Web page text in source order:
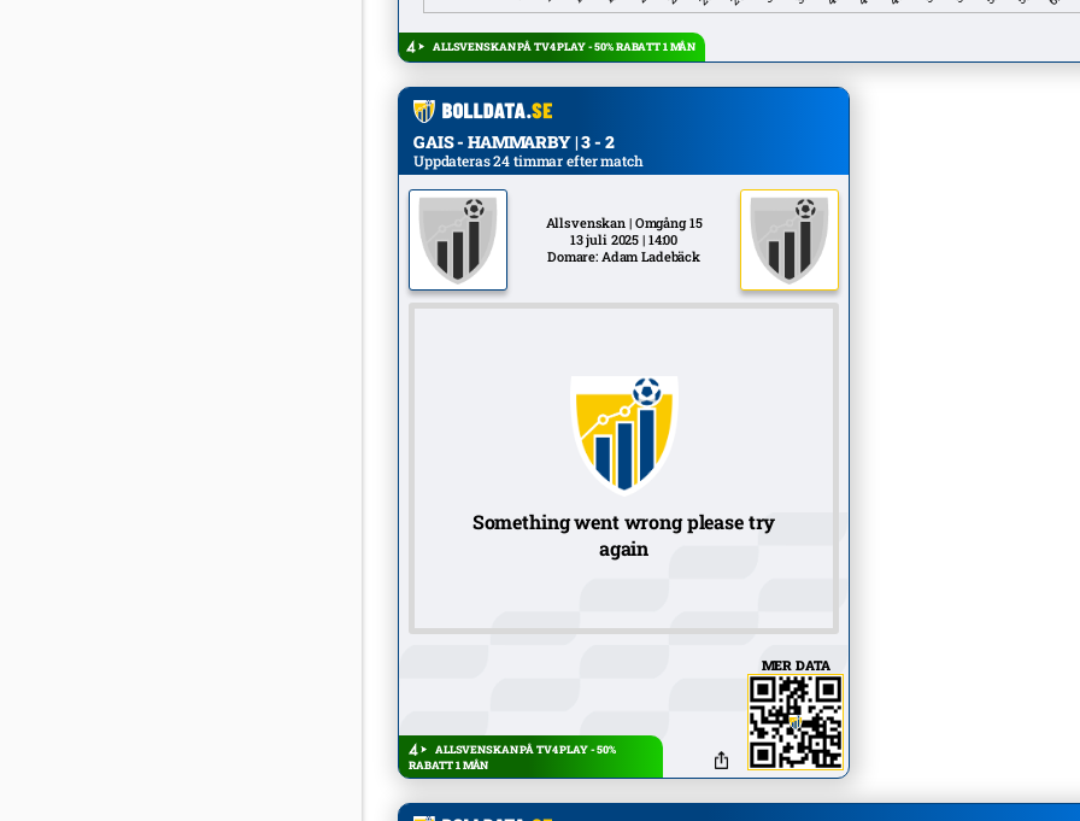
ALLSVENSKAN PÅ TV4 PLAY - 50% RABATT 1 MÅN
GAIS - HAMMARBY | 3 - 2
Uppdateras 24 timmar efter match
Allsvenskan | Omgång 15
13 juli 2025 | 14:00
Domare: Adam Ladebäck
Something went wrong please try
again
ALLSVENSKAN PÅ TV4 PLAY - 50%
RABATT 1 MÅN
MER DATA